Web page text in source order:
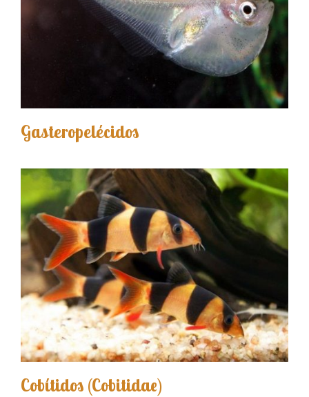
Gasteropelécidos
Cobítidos (Cobitidae)